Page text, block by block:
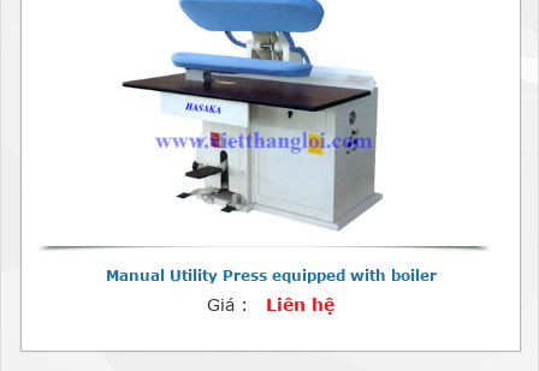
Manual Utility Press equipped with boiler
Giá : Liên hệ